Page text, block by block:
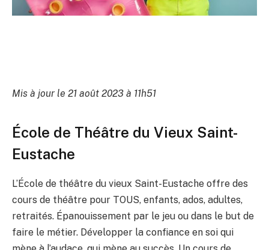
Mis à jour le 21 août 2023 à 11h51
École de Théâtre du Vieux Saint-
Eustache
L’École de théâtre du vieux Saint-Eustache offre des
cours de théâtre pour TOUS, enfants, ados, adultes,
retraités. Épanouissement par le jeu ou dans le but de
faire le métier. Développer la confiance en soi qui